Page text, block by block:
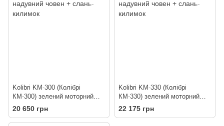
Kolibri KM-300 (Колібрі
КМ-300) зелений моторний
надувний човен + слань-
20 650 грн
Kolibri KM-330 (Колібрі
КМ-330) зелений моторний
надувний човен + слань-
22 175 грн